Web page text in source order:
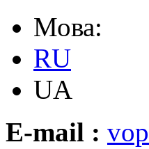
Мова:
RU
UA
E-mail :